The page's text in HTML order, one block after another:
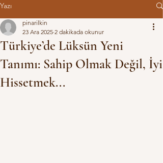
Yazı
Türkiye’de Lüksün Yeni
Tanımı: Sahip Olmak Değil, İyi
Hissetmek...
pinarilkin
23 Ara 2025 2 dakikada okunur